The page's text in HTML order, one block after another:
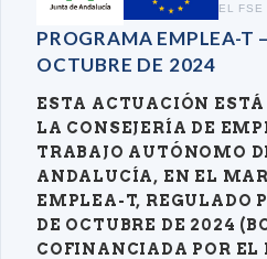
EL FSE
PROGRAMA EMPLEA-T
OCTUBRE DE 2024
ESTA ACTUACIÓN
LA CONSEJERÍA DE
TRABAJO AUTÓNOMO
ANDALUCÍA, EN EL
EMPLEA-T, REGULADO
DE OCTUBRE DE 2024
COFINANCIADA POR EL